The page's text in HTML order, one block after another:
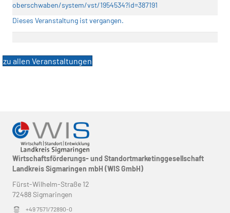
oberschwaben/system/vst/1954534?id=387191
Dieses Veranstaltung ist vergangen.
zu allen Veranstaltungen
Wirtschaftsförderungs- und Standortmarketinggesellschaft
Landkreis Sigmaringen mbH (WIS GmbH)
Fürst-Wilhelm-Straße 12
72488 Sigmaringen
+49 7571/72890-0